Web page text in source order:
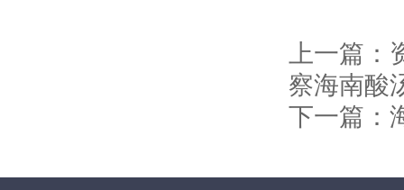
上一篇：
察海南酸
下一篇：